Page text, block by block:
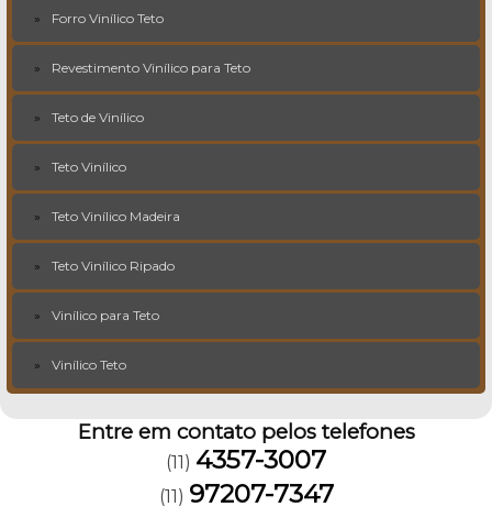
Forro Vinílico Teto
Revestimento Vinílico para Teto
Teto de Vinílico
Teto Vinílico
Teto Vinílico Madeira
Teto Vinílico Ripado
Vinílico para Teto
Vinílico Teto
Entre em contato pelos telefones
(11) 4357-3007
(11) 97207-7347